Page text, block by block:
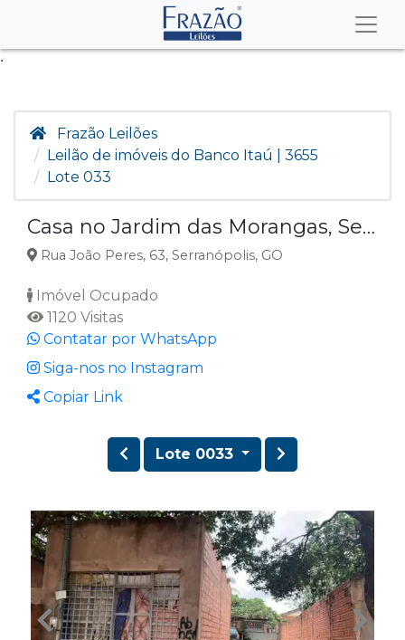
.
Frazão Leilões
Leilão de imóveis do Banco Itaú | 3655
Lote 033
Casa no Jardim das Morangas, Serranópolis GO
Rua João Peres, 63, Serranópolis, GO
Imóvel Ocupado
1120 Visitas
Contatar por WhatsApp
Siga-nos no Instagram
Copiar Link
Lote 0033